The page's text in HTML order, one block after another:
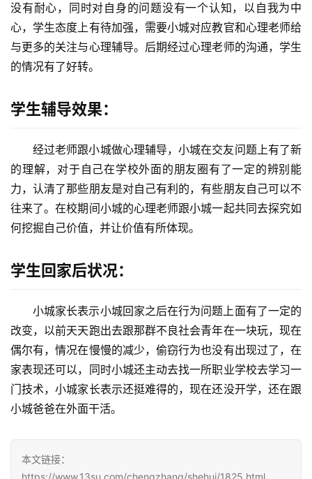
关
于
我
们
师
量
校
园
生
中
心
教
研
中
成
没有耐心，同时对自身的问题没有一个认知，以自我为中
心，学生态度上有待加强，需要小城对应教官和心理老师给
与更多的关注与心理辅导。后期经过心理老师的沟通，学生
的情况有了好转。
学生辅导效果：
经过老师跟小城做心理辅导，小城在交友问题上有了新
的理解，对于自己在学校外面的朋友圈有了一定的辨别能
力，认清了那些朋友是对自己有利的，有些朋友自己可以不
往来了。在校期间小城的心理老师跟小城一起共同去探究如
何挖掘自己价值，并让价值有所体现。
学生回家后状况：
小城家长表示小城回家之后在行为问题上面有了一定的
改变，以前天天跑出去跟那群不良社会青年在一块玩，现在
偶尔有，情况在慢慢的减少，偷窃行为也没有出现过了，在
家表现还可以，同时小城还主动去找一所职业学校去学习一
门技术，小城家长表示还挺难得的，现在还没开学，还在跟
小城爸爸在外面干活。
本文链接：